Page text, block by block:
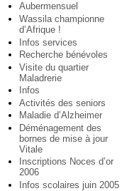
Aubermensuel
Wassila championne
d’Afrique !
Infos services
Recherche bénévoles
Visite du quartier
Maladrerie
Infos
Activités des seniors
Maladie d’Alzheimer
Déménagement des
bornes de mise à jour
Vitale
Inscriptions Noces d’or
2006
Infos scolaires juin 2005